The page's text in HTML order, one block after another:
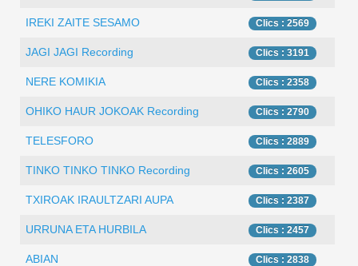
IREKI ZAITE SESAMO Clics : 2569
JAGI JAGI Recording Clics : 3191
NERE KOMIKIA Clics : 2358
OHIKO HAUR JOKOAK Recording Clics : 2790
TELESFORO Clics : 2889
TINKO TINKO TINKO Recording Clics : 2605
TXIROAK IRAULTZARI AUPA Clics : 2387
URRUNA ETA HURBILA Clics : 2457
ABIAN Clics : 2838